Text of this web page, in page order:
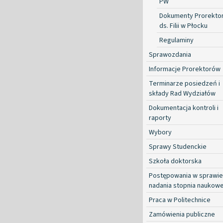
Dokumenty
ds. Filii w Płocku
Regulaminy
Sprawozdania
Informacje Prorektorów
Terminarze posiedzeń i
składy Rad Wydziałów
Dokumentacja kontroli i
raporty
Wybory
Sprawy Studenckie
Szkoła doktorska
Postępowania w sprawie
nadania stopnia
Praca w Politechnice
Zamówienia publiczne